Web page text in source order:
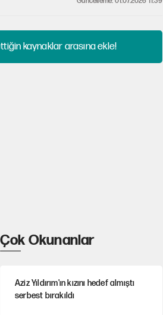
kaynaklar arasına ekle!
Çok Okunanlar
Aziz Yıldırım'ın kızını hedef almıştı
serbest bırakıldı